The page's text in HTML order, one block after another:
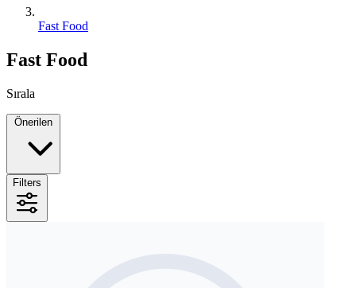
Fast Food
Fast Food
Sırala
Filters